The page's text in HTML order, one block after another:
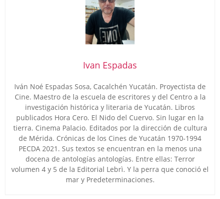
Ivan Espadas
Iván Noé Espadas Sosa, Cacalchén Yucatán. Proyectista de
Cine. Maestro de la escuela de escritores y del Centro a la
investigación histórica y literaria de Yucatán. Libros
publicados Hora Cero. El Nido del Cuervo. Sin lugar en la
tierra. Cinema Palacio. Editados por la dirección de cultura
de Mérida. Crónicas de los Cines de Yucatán 1970-1994
PECDA 2021. Sus textos se encuentran en la menos una
docena de antologías antologías. Entre ellas: Terror
volumen 4 y 5 de la Editorial Lebrì. Y la perra que conoció el
mar y Predeterminaciones.